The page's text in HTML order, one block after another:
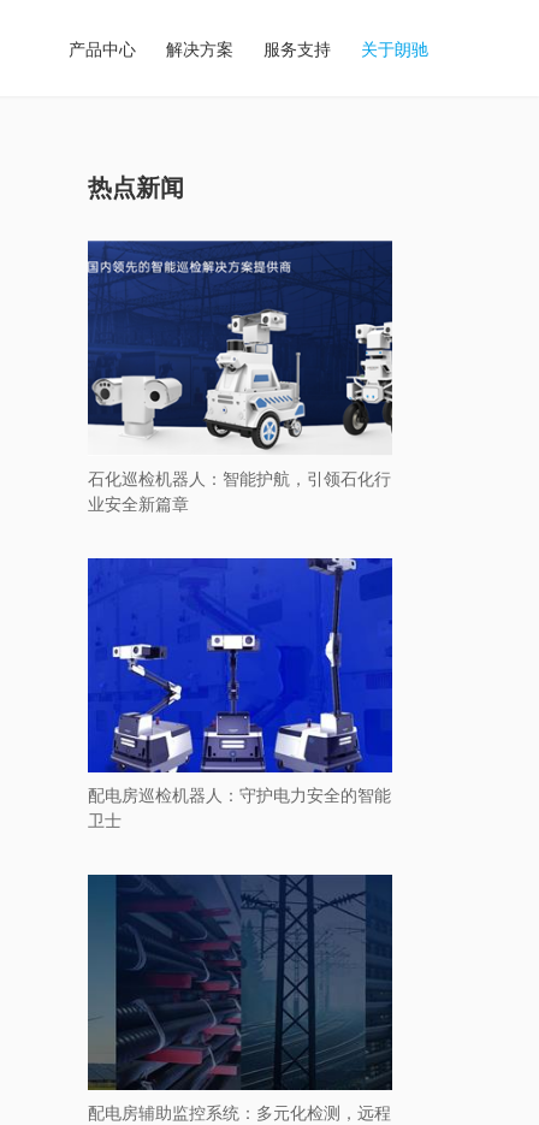
产品中心 解决方案 服务支持 关于朗驰
热点新闻
石化巡检机器人：智能护航，引领石化行
业安全新篇章
配电房巡检机器人：守护电力安全的智能
卫士
配电房辅助监控系统：多元化检测，远程